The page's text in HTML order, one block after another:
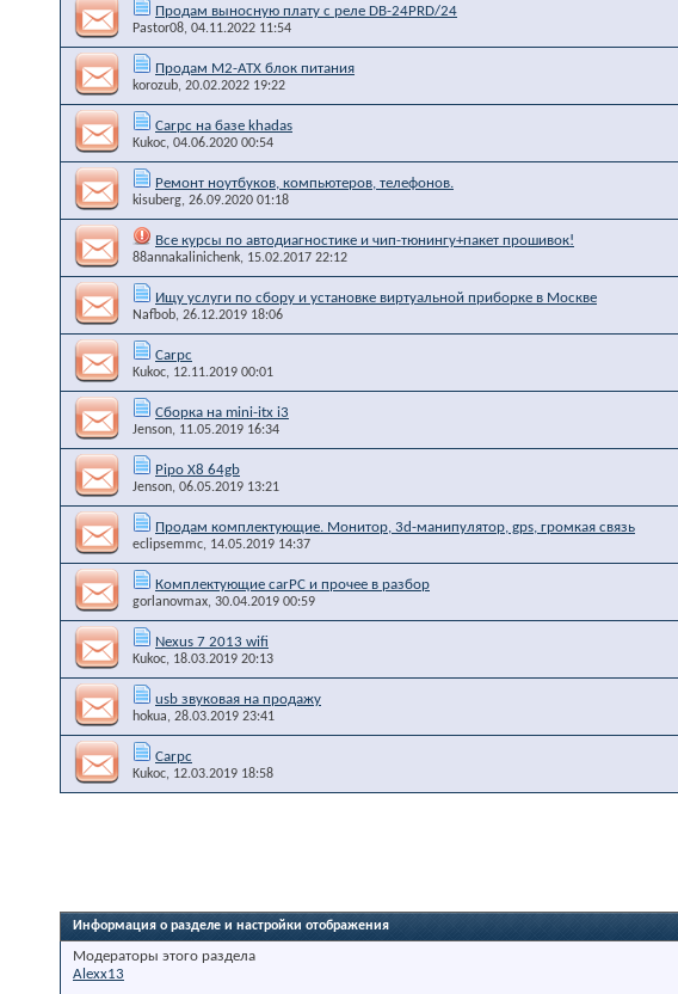
Продам выносную плату с реле DB-24PRD/24
Pastor08, 04.11.2022 11:54
Продам M2-ATX блок питания
korozub, 20.02.2022 19:22
Carpc на базе khadas
Kukoc, 04.06.2020 00:54
Ремонт ноутбуков, компьютеров, телефонов.
kisuberg, 26.09.2020 01:18
Все курсы по автодиагностике и чип-тюнингу+пакет прошивок!
88annakalinichenk, 15.02.2017 22:12
Ищу услуги по сбору и установке виртуальной приборке в Москве
Nafbob, 26.12.2019 18:06
Carpc
Kukoc, 12.11.2019 00:01
Сборка на mini-itx i3
Jenson, 11.05.2019 16:34
Pipo X8 64gb
Jenson, 06.05.2019 13:21
Продам комплектующие. Монитор, 3d-манипулятор, gps, громкая связь
eclipsemmc, 14.05.2019 14:37
Комплектующие carPC и прочее в разбор
gorlanovmax, 30.04.2019 00:59
Nexus 7 2013 wifi
Kukoc, 18.03.2019 20:13
usb звуковая на продажу
hokua, 28.03.2019 23:41
Carpc
Kukoc, 12.03.2019 18:58
Информация о разделе и настройки отображения
Модераторы этого раздела
Alexx13